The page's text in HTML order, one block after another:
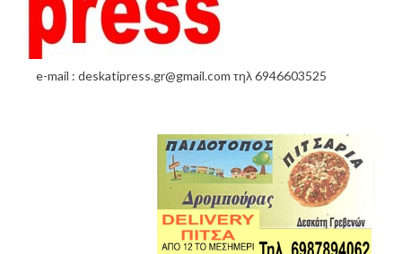
e-mail : deskatipress.gr@gmail.com τηλ 6946603525